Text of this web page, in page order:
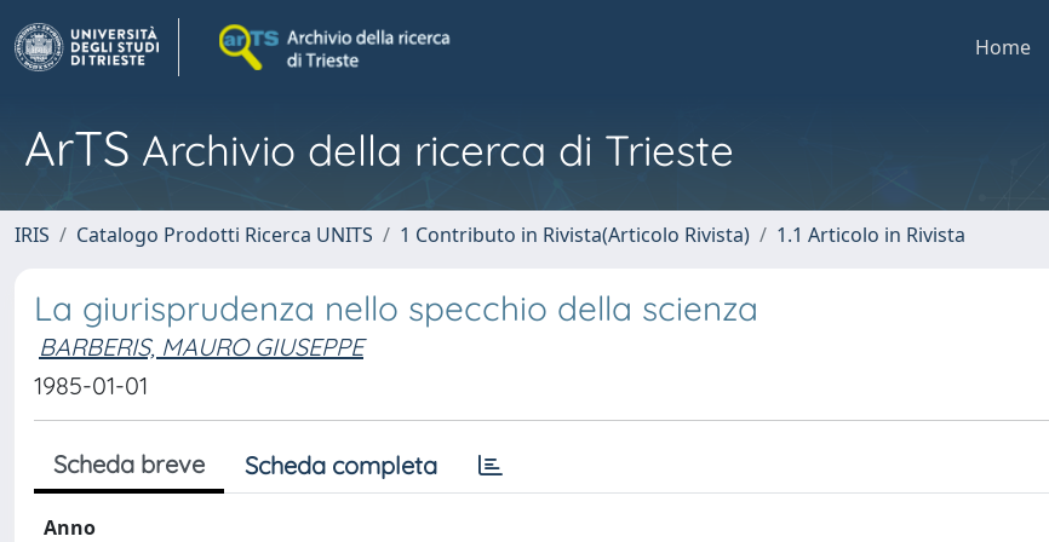
Home
ArTS Archivio della ricerca di Trieste
IRIS Catalogo Prodotti Ricerca UNITS 1 Contributo in Rivista(Articolo Rivista) 1.1 Articolo in Rivista
La giurisprudenza nello specchio della scienza
BARBERIS, MAURO GIUSEPPE
1985-01-01
Scheda breve Scheda completa
Anno